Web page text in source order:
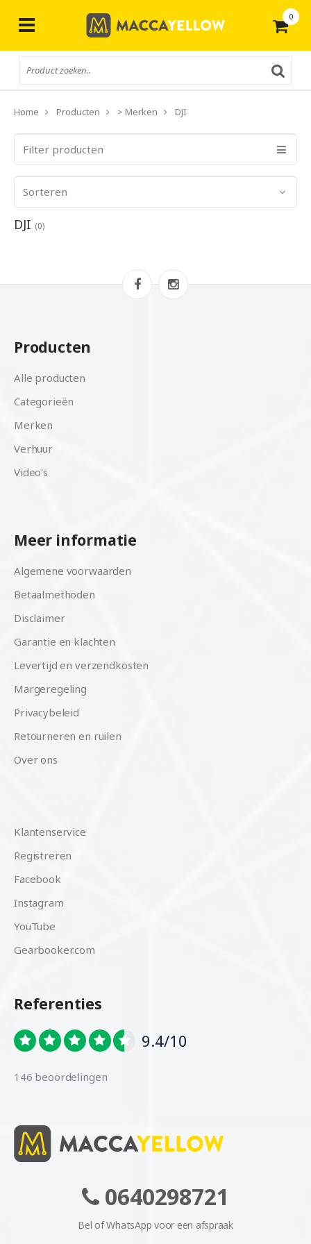
0
Home Producten > Merken DJI
Filter producten
Sorteren
DJI (0)
Producten
Alle producten
Categorieën
Merken
Verhuur
Video's
Meer informatie
Algemene voorwaarden
Betaalmethoden
Disclaimer
Garantie en klachten
Levertijd en verzendkosten
Margeregeling
Privacybeleid
Retourneren en ruilen
Over ons
Klantenservice
Registreren
Facebook
Instagram
YouTube
Gearbooker.com
Referenties
9.4/10
146 beoordelingen
0640298721
Bel of WhatsApp voor een afspraak